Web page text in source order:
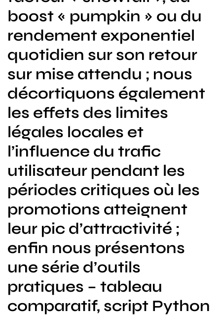
boost « pumpkin » ou du
rendement exponentiel
quotidien sur son retour
sur mise attendu ; nous
décortiquons également
les effets des limites
légales locales et
l’influence du trafic
utilisateur pendant les
périodes critiques où les
promotions atteignent
leur pic d’attractivité ;
enfin nous présentons
une série d’outils
pratiques – tableau
comparatif, script Python